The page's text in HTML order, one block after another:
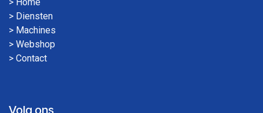
> Diensten
> Machines
> Webshop
> Contact
Volg ons